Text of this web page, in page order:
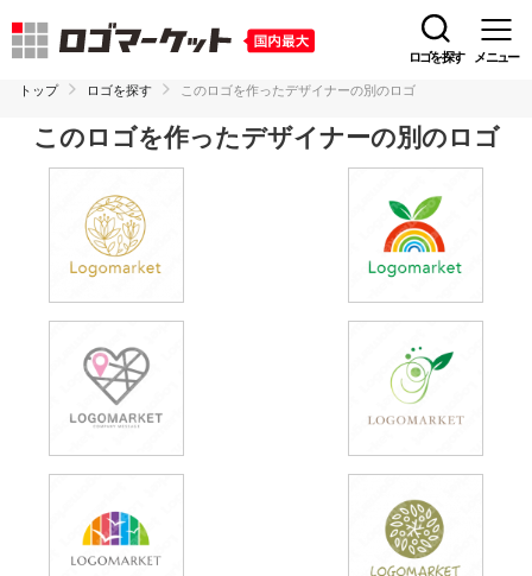
ロゴを探す メニュー
トップ ロゴを探す このロゴを作ったデザイナーの別のロゴ
このロゴを作ったデザイナーの別のロゴ